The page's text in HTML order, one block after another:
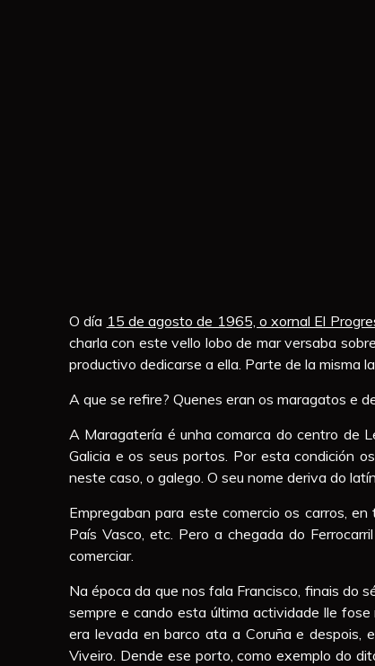
O día 15 de agosto de 1965, o xornal El
charla con este vello lobo de mar versaba
productivo dedicarse a ella. Parte de la misma
A que se refire? Quenes eran os maragatos e
A Maragatería é unha comarca do centro de
Galicia e os seus portos. Por esta condición
neste caso, o galego. O seu nome deriva do
Empregaban para este comercio os carros,
País Vasco, etc. Pero a chegada do
comerciar.
Na época da que nos fala Francisco, finais do
sempre e cando esta última actividade lle
era levada en barco ata a Coruña e despois,
Viveiro. Dende ese porto, como exemplo do